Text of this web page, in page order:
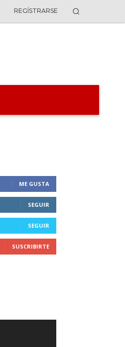
REGÍSTRARSE
ME GUSTA
SEGUIR
SEGUIR
SUSCRIBIRTE